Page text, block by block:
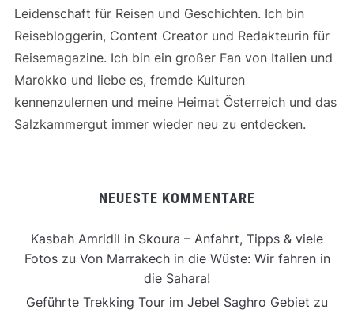
Leidenschaft für Reisen und Geschichten. Ich bin
Reisebloggerin, Content Creator und Redakteurin für
Reisemagazine. Ich bin ein großer Fan von Italien und
Marokko und liebe es, fremde Kulturen
kennenzulernen und meine Heimat Österreich und das
Salzkammergut immer wieder neu zu entdecken.
NEUESTE KOMMENTARE
Kasbah Amridil in Skoura – Anfahrt, Tipps & viele
Fotoszu Von Marrakech in die Wüste: Wir fahren in
die Sahara!
Geführte Trekking Tour im Jebel Saghro Gebiet zu